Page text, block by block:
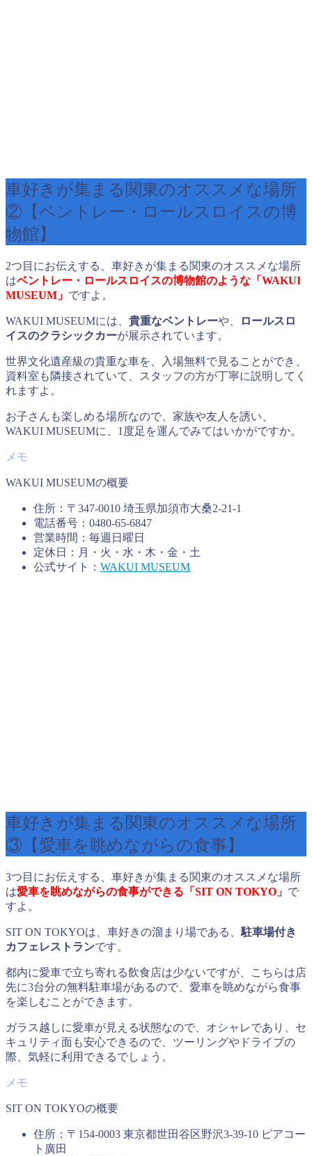
車好きが集まる関東のオススメな場所
②【ベントレー・ロールスロイスの博
物館】
2つ目にお伝えする、車好きが集まる関東のオススメな場所
はベントレー・ロールスロイスの博物館のような「WAKUI
MUSEUM 」 ですよ。
WAKUI MUSEUMには、 貴重なベントレーや、
ロールスロ
イスのクラシックカーが展示されています。
世界文化遺産級の貴重な車を、入場無料で見ることができ、
資料室も隣接されていて、スタッフの方が丁寧に説明してく
れますよ。
お子さんも楽しめる場所なので、家族や友人を誘い、
WAKUI MUSEUMに、1度足を運んでみてはいかがですか。
WAKUI MUSEUMの概要
住所：〒347-0010 埼玉県加須市大桑2-21-1
電話番号：0480-65-6847
営業時間：毎週日曜日
定休日：月・火・水・木・金・土
公式サイト： WAKUI MUSEUM
車好きが集まる関東のオススメな場所
③【愛車を眺めながらの食事】
3つ目にお伝えする、車好きが集まる関東のオススメな場所
は愛車を眺めながらの食事ができる「SIT ON TOKYO 」 で
すよ。
SIT ON TOKYOは、車好きの溜まり場である、 駐車場付き
カフェレストランです。
都内に愛車で立ち寄れる飲食店は少ないですが、こちらは店
先に3台分の無料駐車場があるので、愛車を眺めながら食事
を楽しむことができます。
ガラス越しに愛車が見える状態なので、オシャレであり、セ
キュリティ面も安心できるので、ツーリングやドライブの
際、気軽に利用できるでしょう。
SIT ON TOKYOの概要
住所：〒154-0003 東京都世田谷区野沢3-39-10 ピアコー
ト廣田